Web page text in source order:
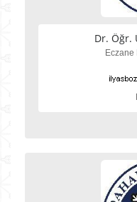
Dr. Öğr.
Eczane